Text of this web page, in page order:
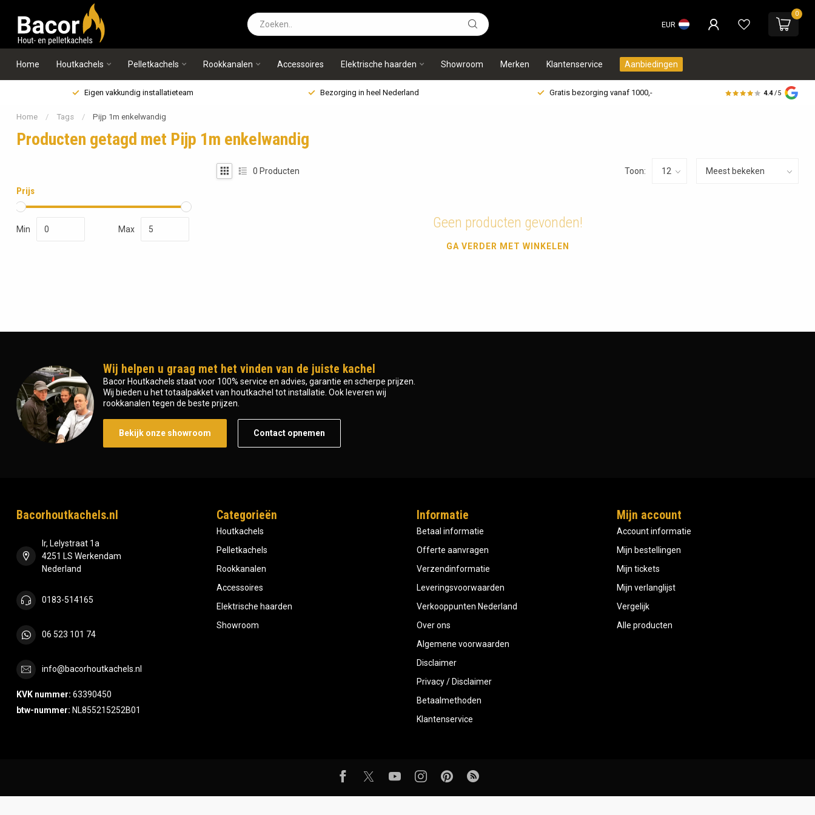
EUR
0
Home Houtkachels Pelletkachels Rookkanalen Accessoires Elektrische haarden Showroom Merken Klantenservice Aanbiedingen
Eigen vakkundig installatieteam Bezorging in heel Nederland Gratis bezorging vanaf 1000,- 4.4 /5
Home / Tags / Pijp 1m enkelwandig
Producten getagd met Pijp 1m enkelwandig
Prijs
Min Max
0 Producten Toon:
Geen producten gevonden!
GA VERDER MET WINKELEN
Wij helpen u graag met het vinden van de juiste kachel
Bacor Houtkachels staat voor 100% service en advies, garantie en scherpe prijzen.
Wij bieden u het totaalpakket van houtkachel tot installatie. Ook leveren wij
rookkanalen tegen de beste prijzen.
Bekijk onze showroom Contact opnemen
Bacorhoutkachels.nl
Ir, Lelystraat 1a
4251 LS Werkendam
Nederland
0183-514165
06 523 101 74
info@bacorhoutkachels.nl
KVK nummer: 63390450
btw-nummer: NL855215252B01
Categorieën
Houtkachels
Pelletkachels
Rookkanalen
Accessoires
Elektrische haarden
Showroom
Informatie
Betaal informatie
Offerte aanvragen
Verzendinformatie
Leveringsvoorwaarden
Verkooppunten Nederland
Over ons
Algemene voorwaarden
Disclaimer
Privacy / Disclaimer
Betaalmethoden
Klantenservice
Mijn account
Account informatie
Mijn bestellingen
Mijn tickets
Mijn verlanglijst
Vergelijk
Alle producten